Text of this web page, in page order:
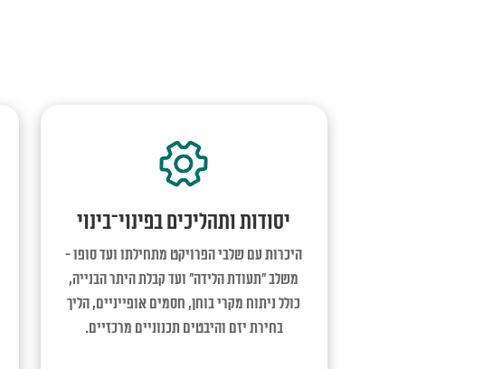
יסודות ותהליכים בפינוי־בינוי
היכרות עם שלבי הפרויקט מתחילתו ועד סופו -
משלב ”תעודת הלידה” ועד קבלת היתר הבנייה,
כולל ניתוח מקרי בוחן, חסמים אופייניים, הליך
בחירת יזם והיבטים תכנוניים מרכזיים.